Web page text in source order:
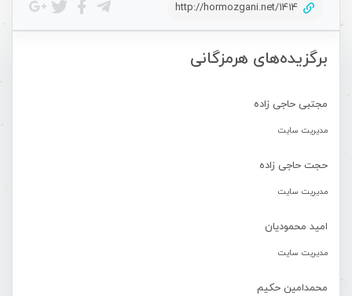
برگزیده‌های هرمزگانی
مجتبی حاجی زاده
مدیریت سایت
حجت حاجی زاده
مدیریت سایت
امید محمودیان
مدیریت سایت
محمدامین حکیم
http://hormozgani.net/1414